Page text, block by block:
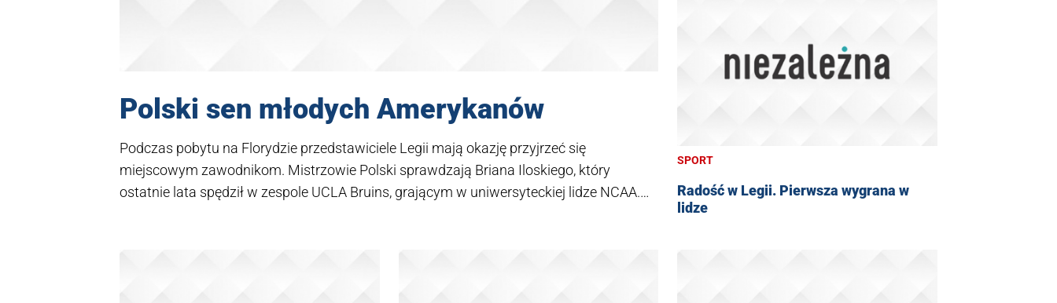
Polski sen młodych Amerykanów
Podczas pobytu na Florydzie przedstawiciele Legii mają okazję przyjrzeć się
miejscowym zawodnikom. Mistrzowie Polski sprawdzają Briana Iloskiego, który
ostatnie lata spędził w zespole UCLA Bruins, grającym w uniwersyteckiej lidze NCAA.
SPORT
Radość w Legii. Pierwsza wygrana w
lidze